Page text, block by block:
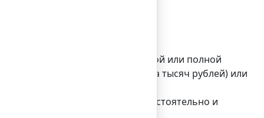
следующие этапы:
обществом с ограниченной или полной
может не превышать десятка тысяч рублей) или
вести бухгалтерию самостоятельно и